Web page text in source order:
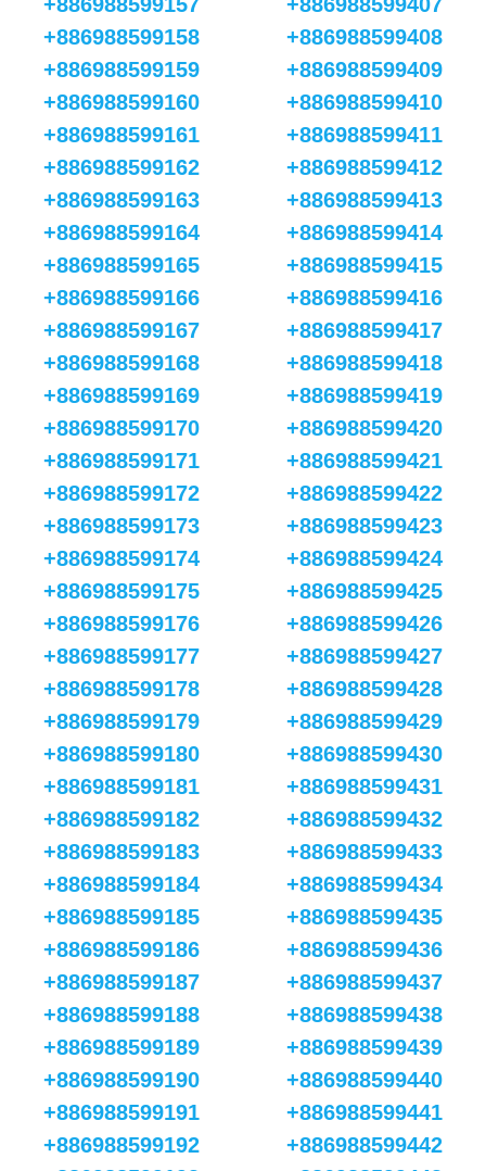
+886988599158
+886988599159
+886988599160
+886988599161
+886988599162
+886988599163
+886988599164
+886988599165
+886988599166
+886988599167
+886988599168
+886988599169
+886988599170
+886988599171
+886988599172
+886988599173
+886988599174
+886988599175
+886988599176
+886988599177
+886988599178
+886988599179
+886988599180
+886988599181
+886988599182
+886988599183
+886988599184
+886988599185
+886988599186
+886988599187
+886988599188
+886988599189
+886988599190
+886988599191
+886988599192
+886988599408
+886988599409
+886988599410
+886988599411
+886988599412
+886988599413
+886988599414
+886988599415
+886988599416
+886988599417
+886988599418
+886988599419
+886988599420
+886988599421
+886988599422
+886988599423
+886988599424
+886988599425
+886988599426
+886988599427
+886988599428
+886988599429
+886988599430
+886988599431
+886988599432
+886988599433
+886988599434
+886988599435
+886988599436
+886988599437
+886988599438
+886988599439
+886988599440
+886988599441
+886988599442